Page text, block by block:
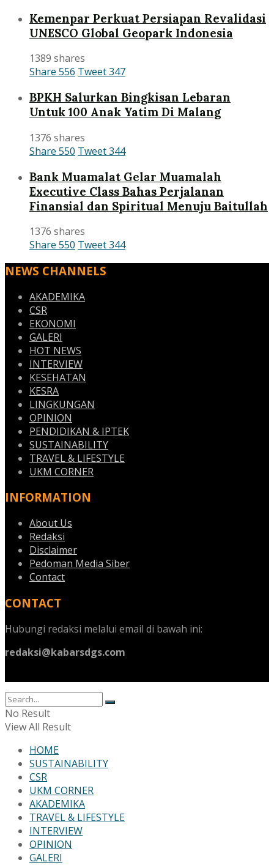
Kemenpar Perkuat Persiapan Revalidasi
UNESCO Global Geopark Indonesia
1389 shares
Share 556 Tweet347
BPKH Salurkan Bingkisan Lebaran
Untuk 100 Anak Yatim Di Malang
1376 shares
Share 550 Tweet344
Bank Muamalat Gelar Muamalah
Executive Class Bahas Perjalanan
Finansial dan Spiritual Menuju Baitullah
1376 shares
Share 550 Tweet344
NEWS CHANNELS
AKADEMIKA
CSR
EKONOMI
GALERI
HOT NEWS
INTERVIEW
KESEHATAN
KESRA
LINGKUNGAN
OPINION
PENDIDIKAN & IPTEK
SUSTAINABILITY
TRAVEL & LIFESTYLE
UKM CORNER
INFORMATION
About Us
Redaksi
Disclaimer
Pedoman Media Siber
Contact
CONTACT
Hubungi redaksi melalui email di bawah ini:
redaksi@kabarsdgs.com
No Result
View All Result
HOME
SUSTAINABILITY
CSR
UKM CORNER
AKADEMIKA
TRAVEL & LIFESTYLE
INTERVIEW
OPINION
GALERI